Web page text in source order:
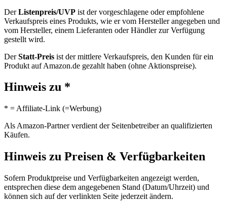
DerListenpreis/UVP ist der vorgeschlagene oder empfohlene
Verkaufspreis eines Produkts, wie er vom Hersteller angegeben und
vom Hersteller, einem Lieferanten oder Händler zur Verfügung
gestellt wird.
DerStatt-Preis ist der mittlere Verkaufspreis, den Kunden für ein
Produkt auf Amazon.de gezahlt haben (ohne Aktionspreise).
Hinweis zu *
* = Affiliate-Link (=Werbung)
Als Amazon-Partner verdient der Seitenbetreiber an qualifizierten
Käufen.
Hinweis zu Preisen & Verfügbarkeiten
Sofern Produktpreise und Verfügbarkeiten angezeigt werden,
entsprechen diese dem angegebenen Stand (Datum/Uhrzeit) und
können sich auf der verlinkten Seite jederzeit ändern.